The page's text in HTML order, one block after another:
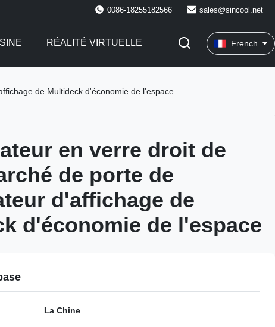
0086-18255182566 sales@sincool.net
RÉALITÉ VIRTUELLE French
de Multideck d'économie de l'espace
en verre droit de
de porte de
d'affichage de
d'économie de l'espace
La Chine